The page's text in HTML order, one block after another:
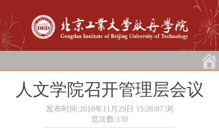
人文学院召开管理层会议
发布时间:2018年11月29日 15:26:07 浏
览次数:130